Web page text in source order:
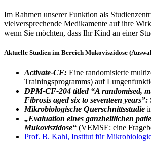
Im Rahmen unserer Funktion als
vielversprechende Medikamente auf ihre
wenn Sie möchten, dass Ihr Kind an einer
Aktuelle Studien im Bereich Mukoviszidose
Activate-CF: Eine randomisierte
Trainingsprogramms) auf
DPM-CF-204 titled “A randomised,
Fibrosis aged six to seventeen years”:
Mikrobiologische Querschnittsstudie
„Evaluation eines ganzheitlichen
Mukoviszidose“ (VEMSE: eine
Prof. B. Kahl, Institut für